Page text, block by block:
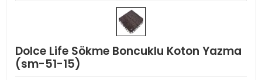
Dolce Life Sökme Boncuklu Koton Yazma
(sm-51-15)